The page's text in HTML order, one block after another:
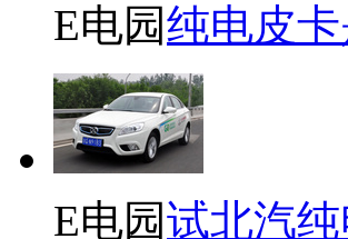
E电园纯电皮
E电园试北汽